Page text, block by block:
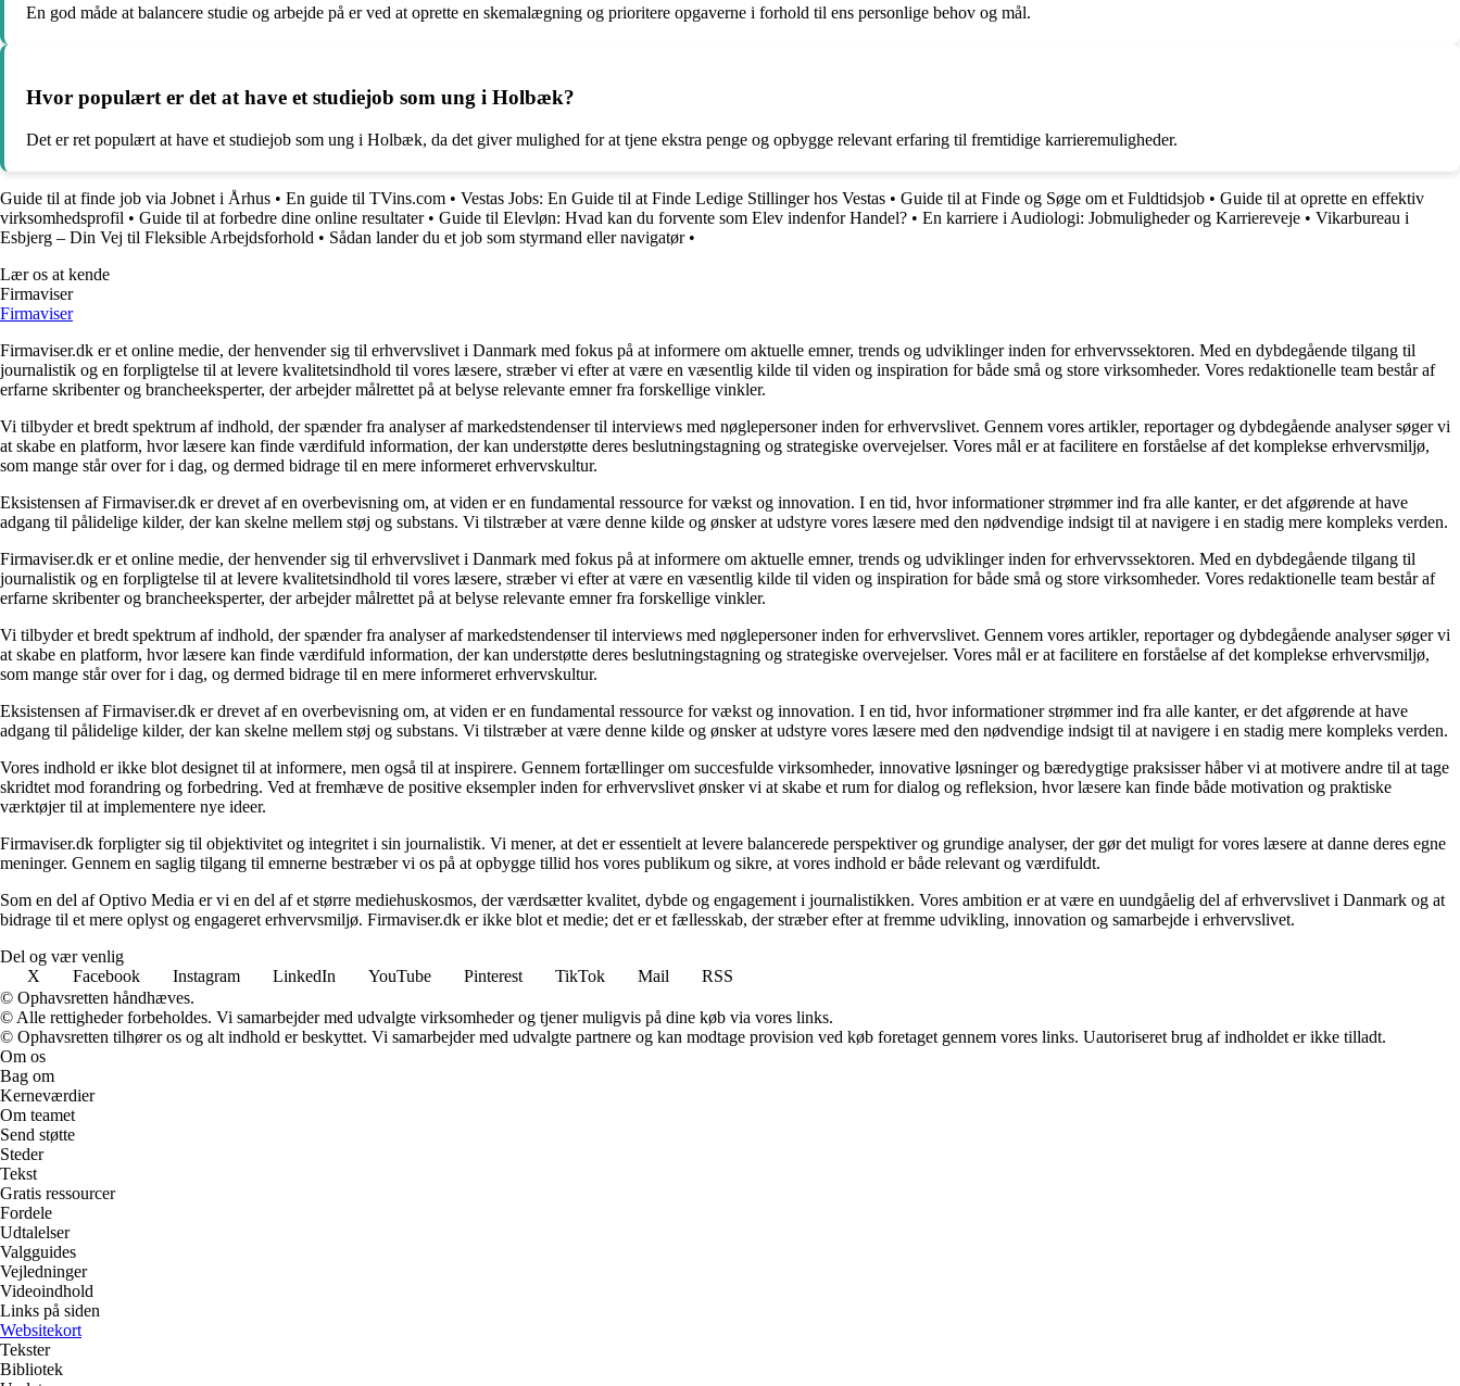
En god måde at balancere studie og arbejde på er ved at oprette en skemalægning og prioritere opgaverne i forhold til ens personlige behov og mål.
Hvor populært er det at have et studiejob som ung i Holbæk?
Det er ret populært at have et studiejob som ung i Holbæk, da det giver mulighed for at tjene ekstra penge og opbygge relevant erfaring til fremtidige karrieremuligheder.
Guide til at finde job via Jobnet i Århus • En guide til TVins.com • Vestas Jobs: En Guide til at Finde Ledige Stillinger hos Vestas • Guide til at Finde og Søge om et Fuldtidsjob • Guide til at oprette en effektiv
virksomhedsprofil • Guide til at forbedre dine online resultater• Guide til Elevløn: Hvad kan du forvente som Elev indenfor Handel? • En karriere i Audiologi: Jobmuligheder og Karriereveje • Vikarbureau i
Esbjerg – Din Vej til Fleksible Arbejdsforhold • Sådan lander du et job som styrmand eller navigatør•
Lær os at kende
Firmaviser
Firmaviser
Firmaviser.dk er et online medie, der henvender sig til erhvervslivet i Danmark med fokus på at informere om aktuelle emner, trends og udviklinger inden for erhvervssektoren. Med en dybdegående tilgang til
journalistik og en forpligtelse til at levere kvalitetsindhold til vores læsere, stræber vi efter at være en væsentlig kilde til viden og inspiration for både små og store virksomheder. Vores redaktionelle team består af
erfarne skribenter og brancheeksperter, der arbejder målrettet på at belyse relevante emner fra forskellige vinkler.
Vi tilbyder et bredt spektrum af indhold, der spænder fra analyser af markedstendenser til interviews med nøglepersoner inden for erhvervslivet. Gennem vores artikler, reportager og dybdegående analyser søger vi
at skabe en platform, hvor læsere kan finde værdifuld information, der kan understøtte deres beslutningstagning og strategiske overvejelser. Vores mål er at facilitere en forståelse af det komplekse erhvervsmiljø,
som mange står over for i dag, og dermed bidrage til en mere informeret erhvervskultur.
Eksistensen af Firmaviser.dk er drevet af en overbevisning om, at viden er en fundamental ressource for vækst og innovation. I en tid, hvor informationer strømmer ind fra alle kanter, er det afgørende at have
adgang til pålidelige kilder, der kan skelne mellem støj og substans. Vi tilstræber at være denne kilde og ønsker at udstyre vores læsere med den nødvendige indsigt til at navigere i en stadig mere kompleks verden.
Firmaviser.dk er et online medie, der henvender sig til erhvervslivet i Danmark med fokus på at informere om aktuelle emner, trends og udviklinger inden for erhvervssektoren. Med en dybdegående tilgang til
journalistik og en forpligtelse til at levere kvalitetsindhold til vores læsere, stræber vi efter at være en væsentlig kilde til viden og inspiration for både små og store virksomheder. Vores redaktionelle team består af
erfarne skribenter og brancheeksperter, der arbejder målrettet på at belyse relevante emner fra forskellige vinkler.
Vi tilbyder et bredt spektrum af indhold, der spænder fra analyser af markedstendenser til interviews med nøglepersoner inden for erhvervslivet. Gennem vores artikler, reportager og dybdegående analyser søger vi
at skabe en platform, hvor læsere kan finde værdifuld information, der kan understøtte deres beslutningstagning og strategiske overvejelser. Vores mål er at facilitere en forståelse af det komplekse erhvervsmiljø,
som mange står over for i dag, og dermed bidrage til en mere informeret erhvervskultur.
Eksistensen af Firmaviser.dk er drevet af en overbevisning om, at viden er en fundamental ressource for vækst og innovation. I en tid, hvor informationer strømmer ind fra alle kanter, er det afgørende at have
adgang til pålidelige kilder, der kan skelne mellem støj og substans. Vi tilstræber at være denne kilde og ønsker at udstyre vores læsere med den nødvendige indsigt til at navigere i en stadig mere kompleks verden.
Vores indhold er ikke blot designet til at informere, men også til at inspirere. Gennem fortællinger om succesfulde virksomheder, innovative løsninger og bæredygtige praksisser håber vi at motivere andre til at tage
skridtet mod forandring og forbedring. Ved at fremhæve de positive eksempler inden for erhvervslivet ønsker vi at skabe et rum for dialog og refleksion, hvor læsere kan finde både motivation og praktiske
værktøjer til at implementere nye ideer.
Firmaviser.dk forpligter sig til objektivitet og integritet i sin journalistik. Vi mener, at det er essentielt at levere balancerede perspektiver og grundige analyser, der gør det muligt for vores læsere at danne deres egne
meninger. Gennem en saglig tilgang til emnerne bestræber vi os på at opbygge tillid hos vores publikum og sikre, at vores indhold er både relevant og værdifuldt.
Som en del af Optivo Media er vi en del af et større mediehuskosmos, der værdsætter kvalitet, dybde og engagement i journalistikken. Vores ambition er at være en uundgåelig del af erhvervslivet i Danmark og at
bidrage til et mere oplyst og engageret erhvervsmiljø. Firmaviser.dk er ikke blot et medie; det er et fællesskab, der stræber efter at fremme udvikling, innovation og samarbejde i erhvervslivet.
Del og vær venlig
X
Facebook Instagram LinkedIn YouTube Pinterest TikTok Mail
RSS
© Ophavsretten håndhæves.
© Alle rettigheder forbeholdes. Vi samarbejder med udvalgte virksomheder og tjener muligvis på dine køb via vores links.
© Ophavsretten tilhører os og alt indhold er beskyttet. Vi samarbejder med udvalgte partnere og kan modtage provision ved køb foretaget gennem vores links. Uautoriseret brug af indholdet er ikke tilladt.
Om os
Bag om
Kerneværdier
Om teamet
Send støtte
Steder
Tekst
Gratis ressourcer
Fordele
Udtalelser
Valgguides
Vejledninger
Videoindhold
Links på siden
Websitekort
Tekster
Bibliotek